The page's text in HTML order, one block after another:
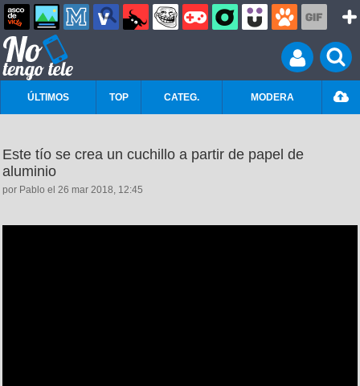
ÚLTIMOS TOP CATEG. MODERA
Este tío se crea un cuchillo a partir de papel de
aluminio
por Pablo el 26 mar 2018, 12:45